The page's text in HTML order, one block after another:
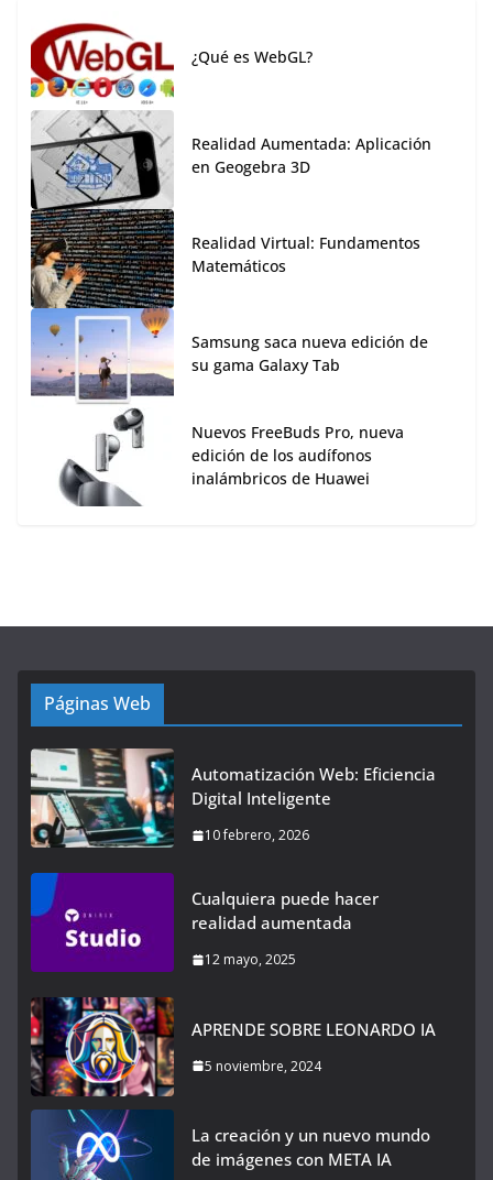
¿Qué es WebGL?
Realidad Aumentada: Aplicación
en Geogebra 3D
Realidad Virtual: Fundamentos
Matemáticos
Samsung saca nueva edición de
su gama Galaxy Tab
Nuevos FreeBuds Pro, nueva
edición de los audífonos
inalámbricos de Huawei
Páginas Web
Automatización Web: Eficiencia
Digital Inteligente
10 febrero, 2026
Cualquiera puede hacer
realidad aumentada
12 mayo, 2025
APRENDE SOBRE LEONARDO IA
5 noviembre, 2024
La creación y un nuevo mundo
de imágenes con META IA